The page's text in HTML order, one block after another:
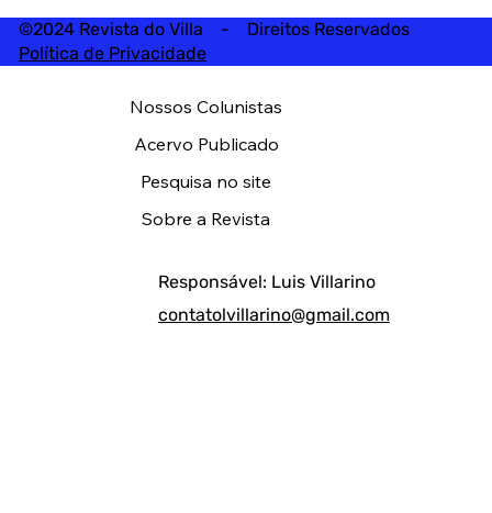
©2024 Revista do Villa - Direitos Reservados
Política de Privacidade
Responsável: Luis Villarino
contatolvillarino@gmail.com
Nossos Colunistas
Acervo Publicado
Pesquisa no site
Sobre a Revista